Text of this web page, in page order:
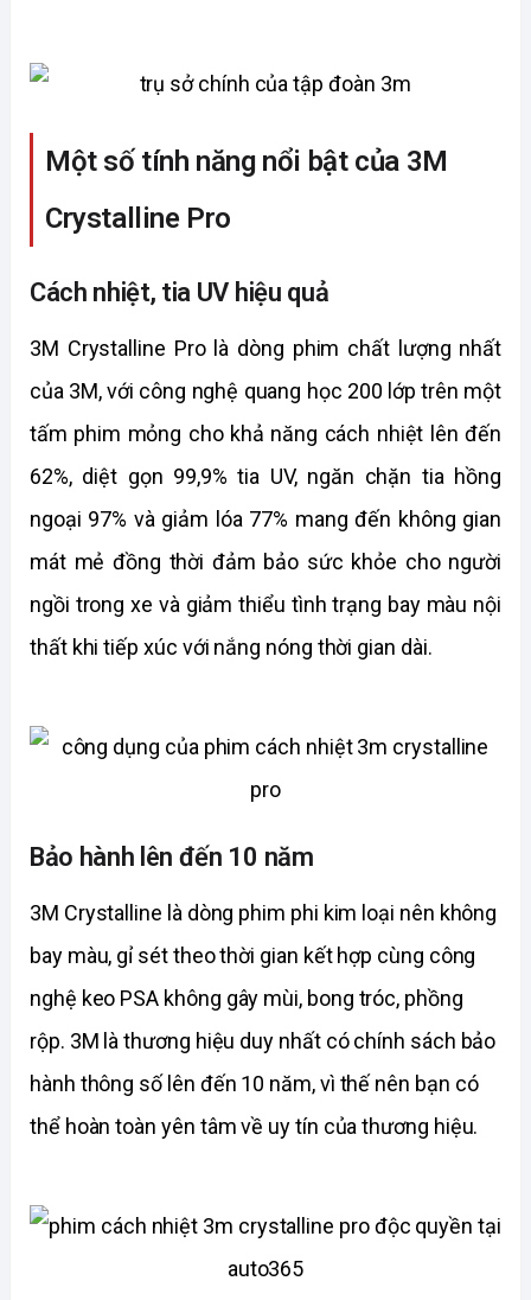
Một số tính năng nổi bật của 3M
Crystalline Pro
Cách nhiệt, tia UV hiệu quả
3M Crystalline Pro là dòng phim chất lượng nhất
của 3M, với công nghệ quang học 200 lớp trên một
tấm phim mỏng cho khả năng cách nhiệt lên đến
62%, diệt gọn 99,9% tia UV, ngăn chặn tia hồng
ngoại 97% và giảm lóa 77% mang đến không gian
mát mẻ đồng thời đảm bảo sức khỏe cho người
ngồi trong xe và giảm thiểu tình trạng bay màu nội
thất khi tiếp xúc với nắng nóng thời gian dài.
Bảo hành lên đến 10 năm
3M Crystalline là dòng phim phi kim loại nên không
bay màu, gỉ sét theo thời gian kết hợp cùng công
nghệ keo PSA không gây mùi, bong tróc, phồng
rộp. 3M là thương hiệu duy nhất có chính sách bảo
hành thông số lên đến 10 năm, vì thế nên bạn có
thể hoàn toàn yên tâm về uy tín của thương hiệu.